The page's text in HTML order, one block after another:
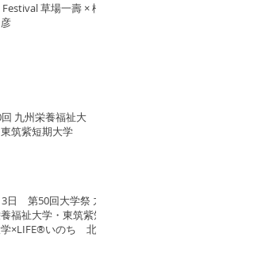
Festival 草場一壽 × 橋
九州栄養福祉大
筑紫短期大学
日 第50回大学祭 九
福祉大学・東筑紫短
×LIFE®︎いのち 北